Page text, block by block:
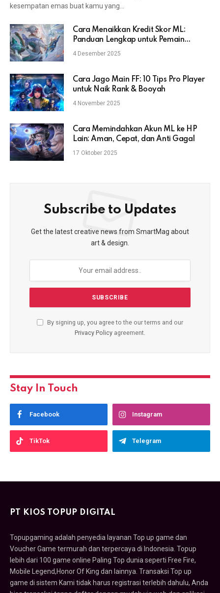
kesempatan emas buat kamu yang…
Cara Menaikkan Kredit Skor ML:
Panduan Lengkap untuk Pemain
Mobile Legends
4 Desember 2025
Cara Jago Main FF: 10 Tips Pro Player
untuk Naik Rank & Booyah
4 November 2025
Cara Memindahkan Akun ML ke HP
Lain: Aman, Cepat, dan Anti Gagal
17 Oktober 2025
Subscribe to Updates
Get the latest creative news from SmartMag about
art & design.
By signing up, you agree to the our terms and our
Privacy Policy agreement.
Stay In Touch
Facebook Instagram
TikTok Telegram
PT KIOS TOPUP DIGITAL
Topupgaming adalah penyedia layanan Top up game dan
Voucher Game termurah dan terpercaya di Indonesia. Topup
lebih dari 100 game online Paling Top dunia seperti Free Fire,
Mobile Legend,Honor Of King dan lainnya. Transaksi Top up
game di sistem Kami tidak harus registrasi terlebih dahulu, Anda